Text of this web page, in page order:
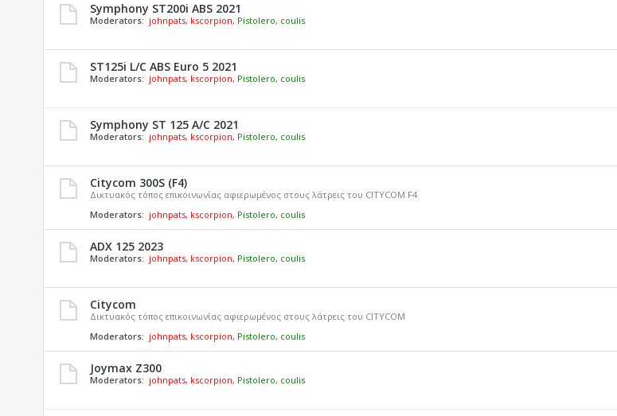
Symphony ST200i ABS 2021
Moderators: johnpats, kscorpion, Pistolero, coulis
ST125i L/C ABS Euro 5 2021
Moderators: johnpats, kscorpion, Pistolero, coulis
Symphony ST 125 A/C 2021
Moderators: johnpats, kscorpion, Pistolero, coulis
Citycom 300S (F4)
Δικτυακός τόπος επικοινωνίας αφιερωμένος στους λάτρεις του CITYCOM F4
Moderators: johnpats, kscorpion, Pistolero, coulis
ADX 125 2023
Moderators: johnpats, kscorpion, Pistolero, coulis
Citycom
Δικτυακός τόπος επικοινωνίας αφιερωμένος στους λάτρεις του CITYCOM
Moderators: johnpats, kscorpion, Pistolero, coulis
Joymax Z300
Moderators: johnpats, kscorpion, Pistolero, coulis